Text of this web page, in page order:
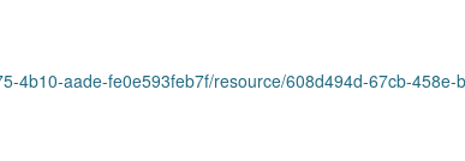
4b10-aade-fe0e593feb7f/resource/608d494d-67cb-